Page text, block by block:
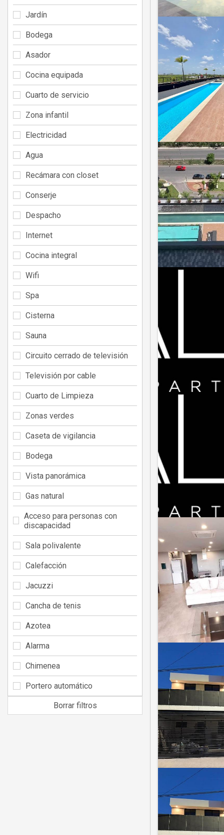
Jardín
Bodega
Asador
Cocina equipada
Cuarto de servicio
Zona infantil
Electricidad
Agua
Recámara con closet
Conserje
Despacho
Internet
Cocina integral
Wifi
Spa
Cisterna
Sauna
Circuito cerrado de televisión
Televisión por cable
Cuarto de Limpieza
Zonas verdes
Caseta de vigilancia
Bodega
Vista panorámica
Gas natural
Acceso para personas con
discapacidad
Sala polivalente
Calefacción
Jacuzzi
Cancha de tenis
Azotea
Alarma
Chimenea
Portero automático
Borrar filtros